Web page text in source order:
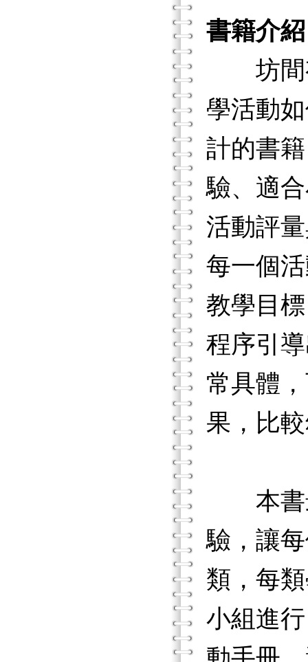
書籍介紹
坊間有
學活動
計的書
驗、適
活動評
每一個
教學目
程序引
常具體
果，比
本書最
驗，讓
類，每
小組進